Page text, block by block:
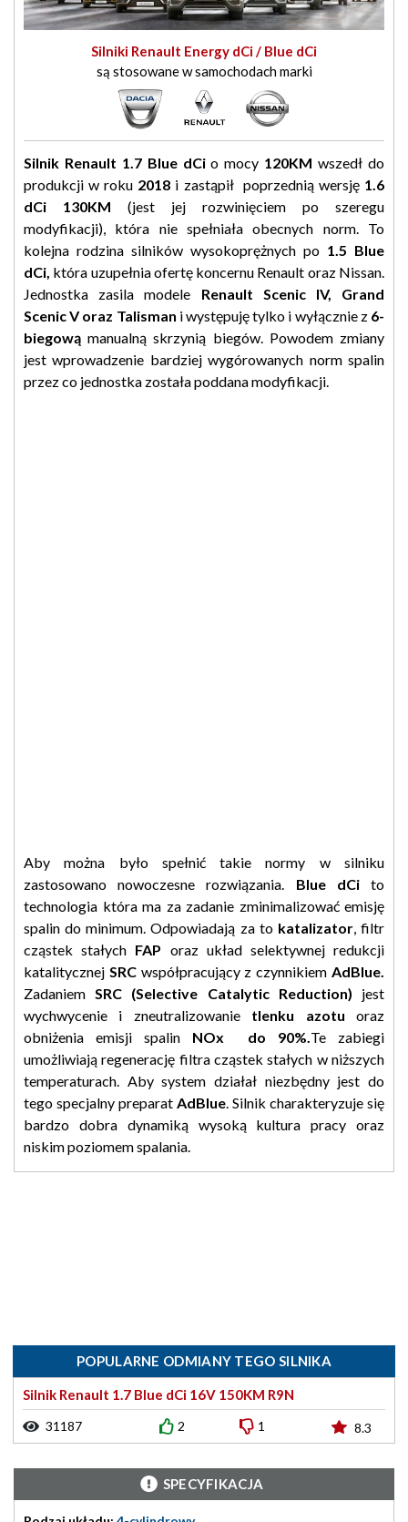
Silniki Renault Energy dCi / Blue dCi
są stosowane w samochodach marki
Silnik Renault 1.7 Blue dCio mocy 120KM wszedł do
produkcji w roku 2018 i zastąpił poprzednią wersję 1.6
dCi 130KM (jest jej rozwinięciem po szeregu
modyfikacji), która nie spełniała obecnych norm. To
kolejna rodzina silników wysokoprężnych po 1.5 Blue
dCi, która uzupełnia ofertę koncernu Renault oraz Nissan.
Jednostka zasila modele Renault Scenic IV, Grand
Scenic V oraz Talisman i występuję tylko i wyłącznie z 6-
biegową manualną skrzynią biegów. Powodem zmiany
jest wprowadzenie bardziej wygórowanych norm spalin
przez co jednostka została poddana modyfikacji.
Aby można było spełnić takie normy w silniku
zastosowano nowoczesne rozwiązania. Blue dCito
technologia która ma za zadanie zminimalizować emisję
spalin do minimum. Odpowiadają za tokatalizator, filtr
cząstek stałych FAP oraz układ selektywnej redukcji
katalitycznej SRC współpracujący z czynnikiem AdBlue.
Zadaniem SRC (Selective Catalytic Reduction) jest
wychwycenie i zneutralizowanietlenku azotuoraz
obniżenia emisji spalin NOx do 90%.Te zabiegi
umożliwiają regenerację filtra cząstek stałych w niższych
temperaturach. Aby system działał niezbędny jest do
tego specjalny preparat AdBlue. Silnik charakteryzuje się
bardzo dobra dynamiką wysoką kultura pracy oraz
niskim poziomem spalania.
POPULARNE ODMIANY TEGO SILNIKA
Silnik Renault 1.7 Blue dCi 16V 150KM R9N
31187 2 1 8.3
SPECYFIKACJA